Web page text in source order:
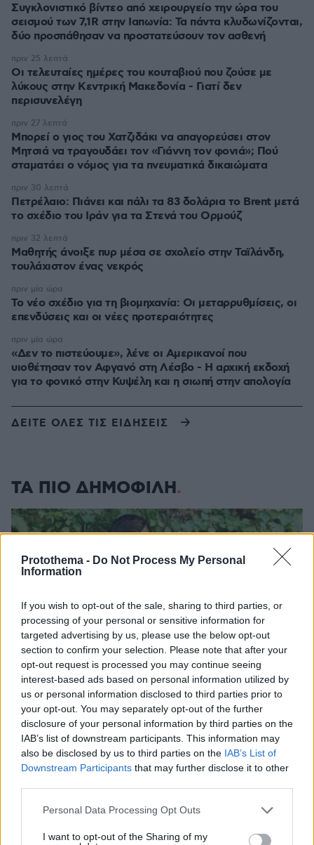
Protothema - Do Not Process My Personal
Information
If you wish to opt-out of the sale, sharing to third parties, or
processing of your personal or sensitive information for
targeted advertising by us, please use the below opt-out
section to confirm your selection. Please note that after your
opt-out request is processed you may continue seeing
interest-based ads based on personal information utilized by
us or personal information disclosed to third parties prior to
your opt-out. You may separately opt-out of the further
disclosure of your personal information by third parties on the
IAB’s list of downstream participants. This information may
also be disclosed by us to third parties on the IAB’s List of
Downstream Participants that may further disclose it to other
Please note that this website/app uses one or more Google
not limited to your visit or usage behaviour. You may click to
Personal Data Processing Opt Outs
I want to opt-out of the Sharing of my
Συγκλονιστικό βίντεο από χειρουργείο την ώρα του
σεισμού των 7,1R στην Ιαπωνία: Τα πάντα κλυδωνίζονται,
δύο προσπάθησαν να προστατεύσουν τον ασθενή
Οι τελευταίες ημέρες του κουταβιού που ζούσε με
λύκους στην Κεντρική Μακεδονία - Γιατί δεν
περισυνελέγη
πριν 25 λεπτά
Μπορεί ο γιος του Χατζιδάκι να απαγορεύσει στον
Μητσιά να τραγουδάει τον «Γιάννη τον φονιά»; Πού
σταματάει ο νόμος για τα πνευματικά δικαιώματα
πριν 27 λεπτά
Πετρέλαιο: Πιάνει και πάλι τα 83 δολάρια το Brent μετά
το σχέδιο του Ιράν για τα Στενά του Ορμούζ
πριν 30 λεπτά
Μαθητής άνοιξε πυρ μέσα σε σχολείο στην Ταϊλάνδη,
τουλάχιστον ένας νεκρός
πριν 32 λεπτά
Το νέο σχέδιο για τη βιομηχανία: Οι μεταρρυθμίσεις, οι
επενδύσεις και οι νέες προτεραιότητες
πριν μία ώρα
«Δεν το πιστεύουμε», λένε οι Αμερικανοί που
υιοθέτησαν τον Αφγανό στη Λέσβο - Η αρχική εκδοχή
για το φονικό στην Κυψέλη και η σιωπή στην απολογία
πριν μία ώρα
ΔΕΙΤΕ ΟΛΕΣ ΤΙΣ ΕΙΔΗΣΕΙΣ
ΤΑ ΠΙΟ ΔΗΜΟΦΙΛΗ
«Δεν το πιστεύουμε», λένε οι Αμερικανοί που
πριν μία ώρα